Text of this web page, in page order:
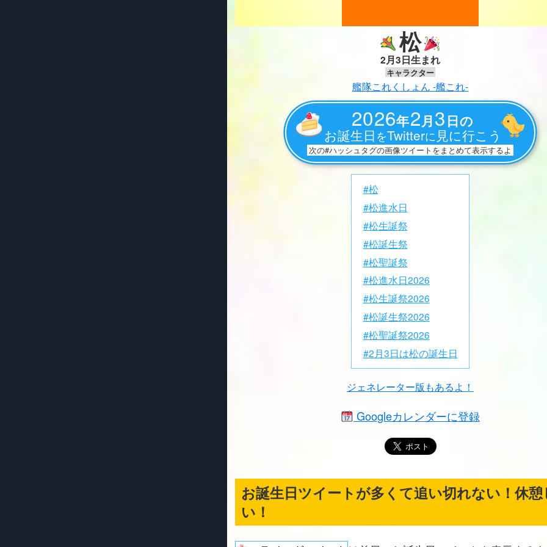
松
2月3日生まれ
キャラクター
艦隊これくしょん -艦これ-
2026年2 月3 日の
お誕生日をTwitterに見に行こう
次の#ハッシュタグの画像ツイートをまとめて表示するよ
#松
#松進水日
#松生誕祭
#松誕生祭
#松聖誕祭
#松進水日2026
#松生誕祭2026
#松誕生祭2026
#松聖誕祭2026
#2月3日は松の誕生日
ジェネレーター版もあるよ！
Googleカレンダーに登録
お誕生日ツイートが多くて追い切れない！休
い！